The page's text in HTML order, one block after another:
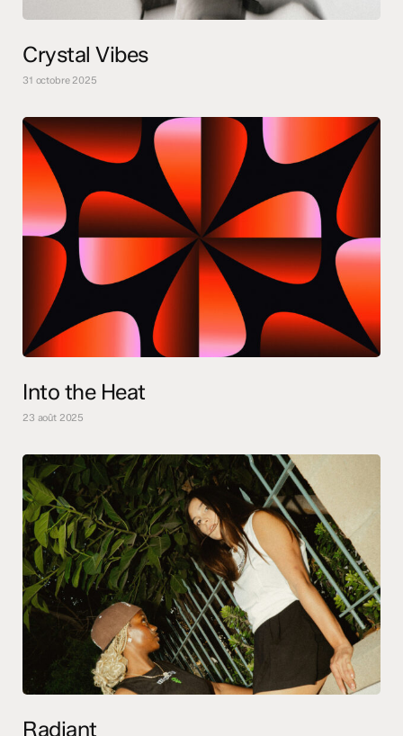
Crystal Vibes
31 octobre 2025
Into the Heat
23 août 2025
Radiant